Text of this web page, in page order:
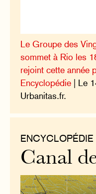
Le Groupe des
sommet à Rio les
rejoint cette année
Encyclopédie | Le
Urbanitas.fr.
ENCYCLOPÉDIE
Canal